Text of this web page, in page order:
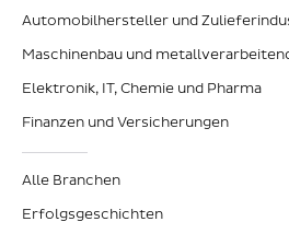
Automobilhersteller und
Maschinenbau und
Elektronik, IT, Chemie und Pharma
Finanzen und Versicherungen
Alle Branchen
Erfolgsgeschichten